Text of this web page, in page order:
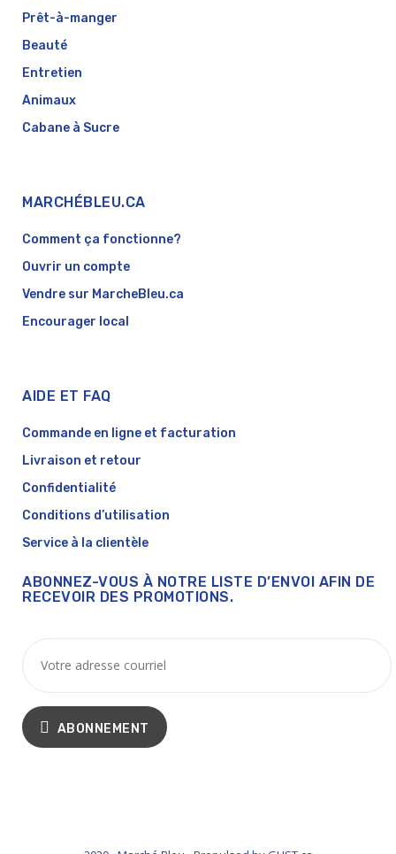
Prêt-à-manger
Beauté
Entretien
Animaux
Cabane à Sucre
MARCHÉBLEU.CA
Comment ça fonctionne?
Ouvrir un compte
Vendre sur MarcheBleu.ca
Encourager local
AIDE ET FAQ
Commande en ligne et facturation
Livraison et retour
Confidentialité
Conditions d’utilisation
Service à la clientèle
ABONNEZ-VOUS À NOTRE LISTE D’ENVOI AFIN DE
RECEVOIR DES PROMOTIONS.
ABONNEMENT